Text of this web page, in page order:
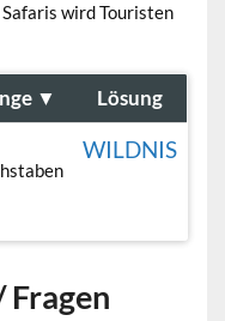
wird Touristen
▼ Lösung
WILDNIS